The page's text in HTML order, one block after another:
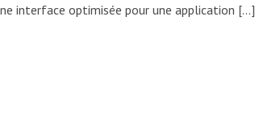
interface optimisée pour une application […]